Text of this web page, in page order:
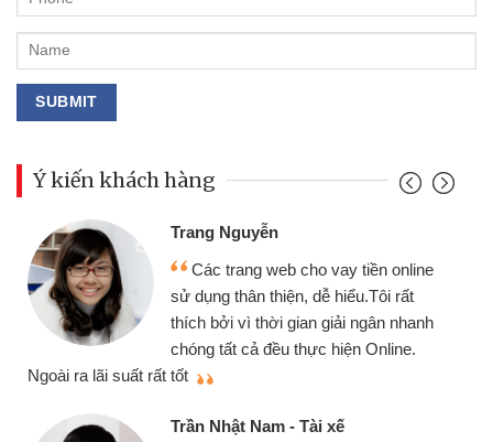
Ý kiến khách hàng
cho vay tiền online
dễ hiểu.Tôi rất
giải ngân nhanh
hiện Online.
Tài xế
Mình cần tiền gấp
chiếc xe wave nhưng
gói vay tiền bằng
cần gặp mặt nên rất
thiệu cho bạn bè biết
Cấn Văn Lực - Tạp